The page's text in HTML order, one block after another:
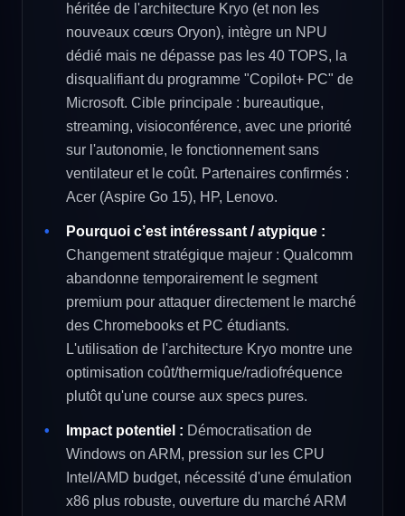
héritée de l'architecture Kryo (et non les
nouveaux cœurs Oryon), intègre un NPU
dédié mais ne dépasse pas les 40 TOPS, la
disqualifiant du programme "Copilot+ PC" de
Microsoft. Cible principale : bureautique,
streaming, visioconférence, avec une priorité
sur l'autonomie, le fonctionnement sans
ventilateur et le coût. Partenaires confirmés :
Acer (Aspire Go 15), HP, Lenovo.
Pourquoi c’est intéressant / atypique :
Changement stratégique majeur : Qualcomm
abandonne temporairement le segment
premium pour attaquer directement le marché
des Chromebooks et PC étudiants.
L'utilisation de l'architecture Kryo montre une
optimisation coût/thermique/radiofréquence
plutôt qu'une course aux specs pures.
Impact potentiel : Démocratisation de
Windows on ARM, pression sur les CPU
Intel/AMD budget, nécessité d'une émulation
x86 plus robuste, ouverture du marché ARM